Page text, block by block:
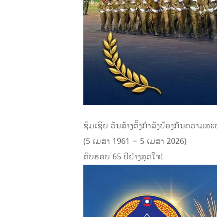
ຊົມເຊີຍ ວັນສ້າງຕັ້ງກຳລັງປ້ອງກັນຄວາມສ
(5 ເມສາ 1961 – 5 ເມສາ 2026)
ຄົບຮອບ 65 ປີຢ່າງສຸດໃຈ!